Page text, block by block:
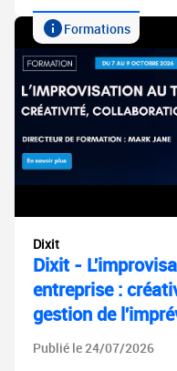
Formations
Dixit
Dixit -
entreprise :
gestion de
Publié le 24/07/2026